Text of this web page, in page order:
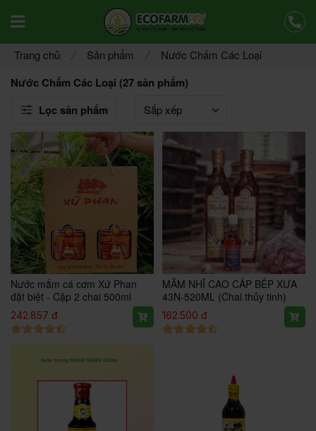
Offcanvas Menu Mobile Open
Trang chủ Sản phẩm Nước Chấm Các Loại
Nước Chấm Các Loại (27 sản phẩm)
Lọc sản phẩm
Nước mắm cá cơm Xứ Phan
đặt biệt - Cặp 2 chai 500ml
242.857 đ
MẮM NHĨ CAO CẤP BẾP XƯA
43N-520ML (Chai thủy tinh)
162.500 đ